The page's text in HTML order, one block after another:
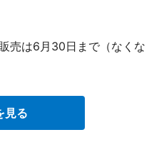
売は6月30日まで（なくな
見る